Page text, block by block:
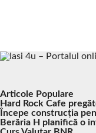
Articole Populare
Hard Rock Cafe
Începe construcția
Berăria H planifică o